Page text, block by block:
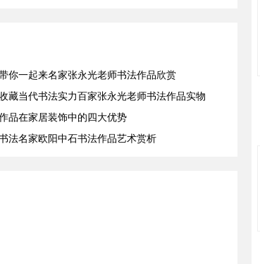
你一起来名家张永光老师书法作品欣赏
藏当代书法实力百家张永光老师书法作品实物
赏
品在家居装饰中的四大优势
法名家欧阳中石书法作品艺术赏析